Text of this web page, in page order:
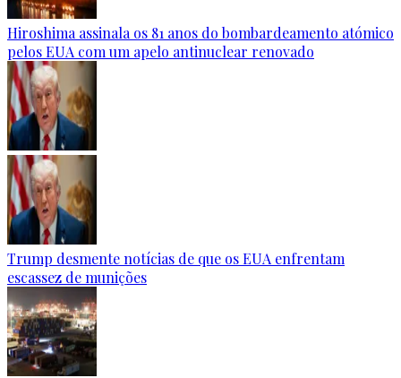
Hiroshima assinala os 81 anos do bombardeamento atómico
pelos EUA com um apelo antinuclear renovado
Trump desmente notícias de que os EUA enfrentam
escassez de munições